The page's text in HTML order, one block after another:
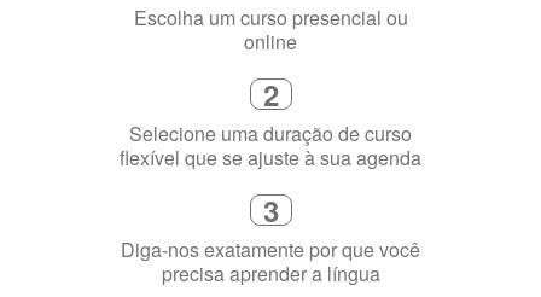
Escolha um curso presencial ou
online
2
Selecione uma duração de curso
flexível que se ajuste à sua agenda
3
Diga-nos exatamente por que você
precisa aprender a língua